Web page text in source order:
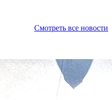
Смотреть все новости